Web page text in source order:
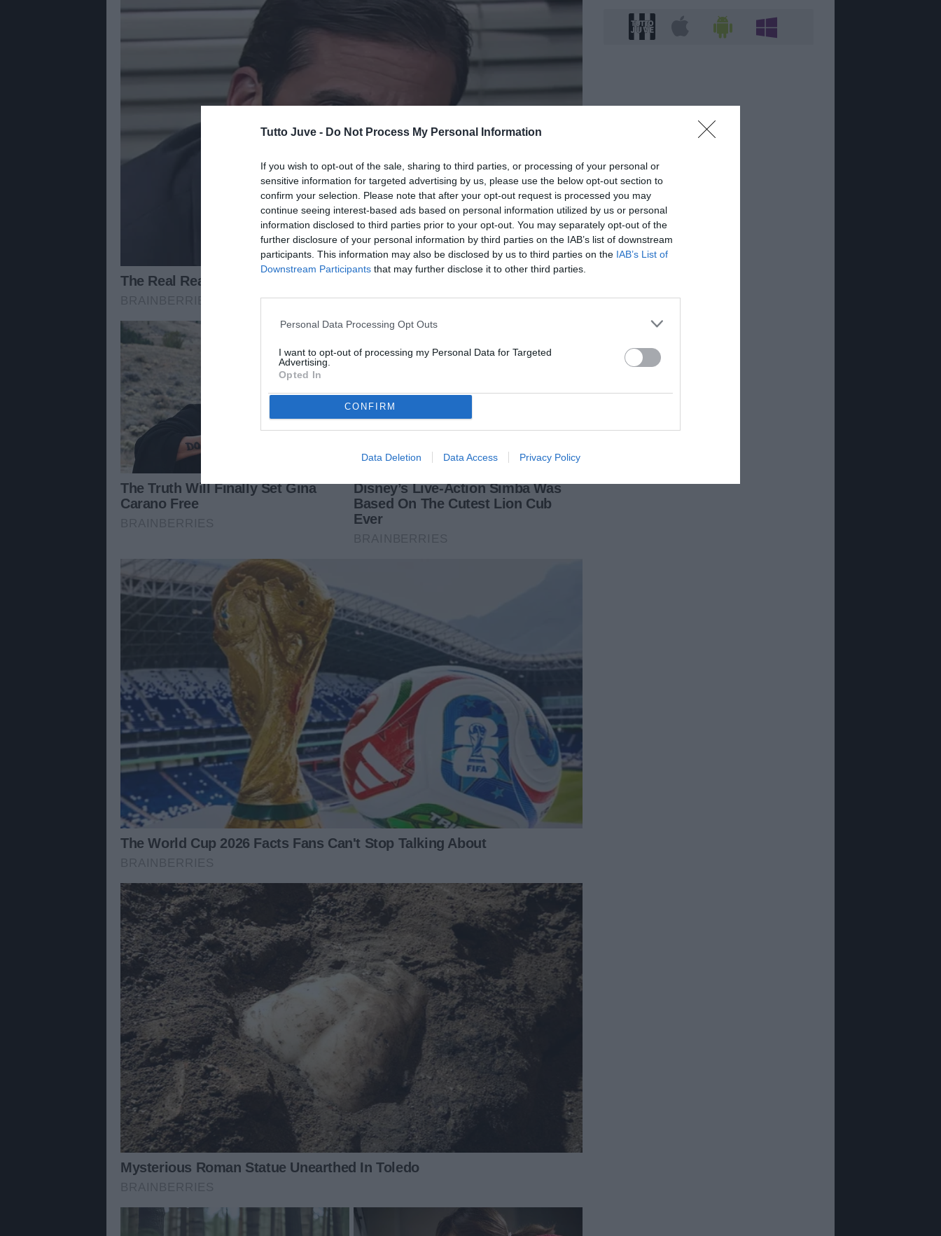
Tutto Juve - Do Not Process My Personal Information
If you wish to opt-out of the sale, sharing to third parties, or processing of your personal or
sensitive information for targeted advertising by us, please use the below opt-out section to
confirm your selection. Please note that after your opt-out request is processed you may
continue seeing interest-based ads based on personal information utilized by us or personal
information disclosed to third parties prior to your opt-out. You may separately opt-out of the
further disclosure of your personal information by third parties on the IAB’s list of downstream
participants. This information may also be disclosed by us to third parties on the IAB’s List of
Downstream Participants that may further disclose it to other third parties.
Personal Data Processing Opt Outs
I want to opt-out of processing my Personal Data for Targeted
Advertising.
Opted In
CONFIRM
Data Deletion Data Access Privacy Policy